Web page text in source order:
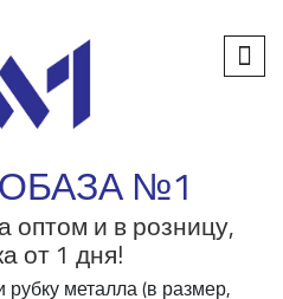
№1
и в розницу,
от 1 дня!
металла (в размер,